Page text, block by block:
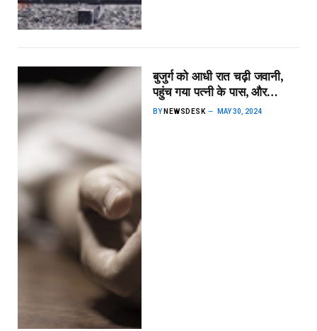
बुजुर्ग को आधी रात चढ़ी जवानी,
पहुंच गया पत्नी के पास, और…
BY NEWSDESK MAY 30, 2024